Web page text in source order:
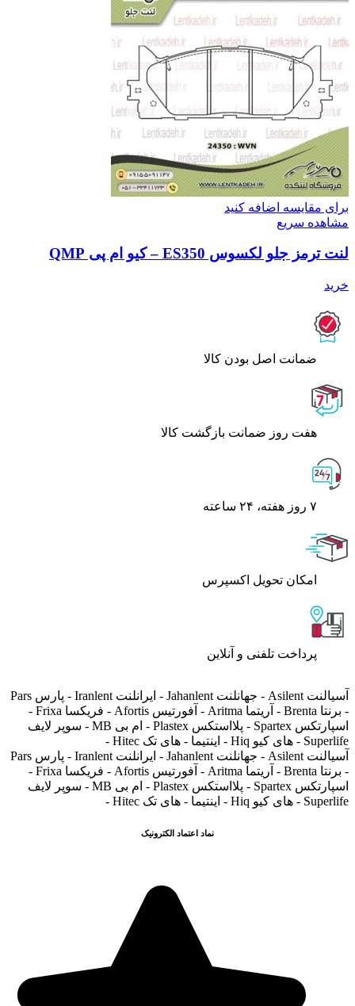
برای مقایسه اضافه کنید
مشاهده سریع
لنت ترمز جلو لکسوس ES350 – کیو ام پی QMP
خرید
ﺿﻤﺎﻧﺖ اﺻﻞ ﺑﻮدن ﮐﺎﻟﺎ
هفت روز ضمانت بازگشت کالا
۷ روز ﻫﻔﺘﻪ، ۲۴ ﺳﺎﻋﺘﻪ
اﻣﮑﺎن ﺗﺤﻮﯾﻞ اﮐﺴﭙﺮس
پرداخت تلفنی و آنلاین
آسیالنت Asilent - جهانلنت Jahanlent - ایرانلنت Iranlent - پارس Pars
- برنتا Brenta - آریتما Aritma - آفورتیس Afortis - فریکسا Frixa -
اسپارتکس Spartex - پلااستکس Plastex - ام بی MB - سوپر لایف
Superlife - های کیو Hiq - اینتیما - های تک Hitec -
آسیالنت Asilent - جهانلنت Jahanlent - ایرانلنت Iranlent - پارس Pars
- برنتا Brenta - آریتما Aritma - آفورتیس Afortis - فریکسا Frixa -
اسپارتکس Spartex - پلااستکس Plastex - ام بی MB - سوپر لایف
Superlife - های کیو Hiq - اینتیما - های تک Hitec -
نماد اعتماد الکترونیک